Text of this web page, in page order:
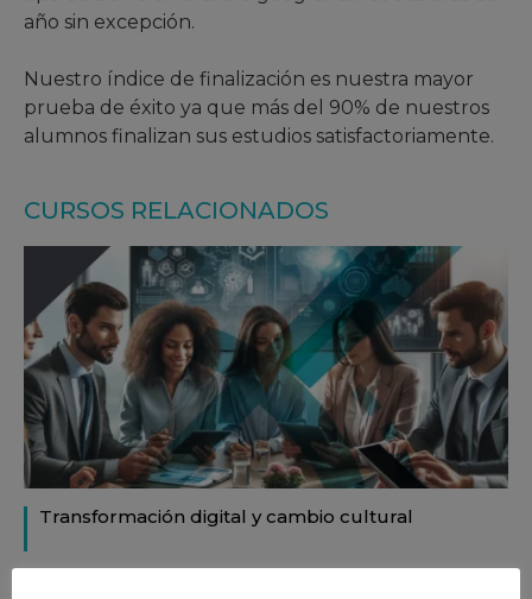
año sin excepción.
Nuestro índice de finalización es nuestra mayor
prueba de éxito ya que más del 90% de nuestros
alumnos finalizan sus estudios satisfactoriamente.
CURSOS RELACIONADOS
Transformación digital y cambio cultural